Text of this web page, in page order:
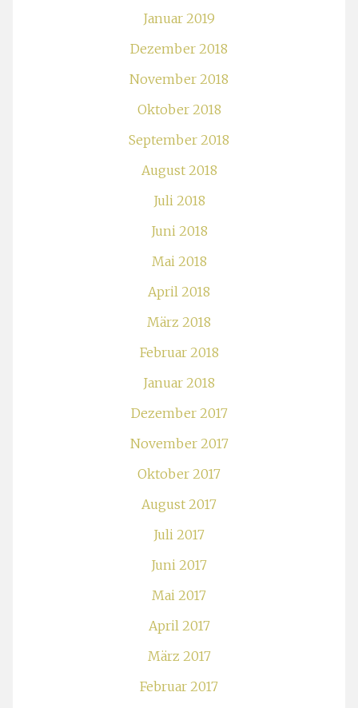
Januar 2019
Dezember 2018
November 2018
Oktober 2018
September 2018
August 2018
Juli 2018
Juni 2018
Mai 2018
April 2018
März 2018
Februar 2018
Januar 2018
Dezember 2017
November 2017
Oktober 2017
August 2017
Juli 2017
Juni 2017
Mai 2017
April 2017
März 2017
Februar 2017